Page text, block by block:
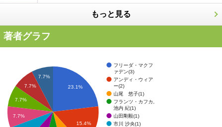
もっと見る
著者グラフ
フリーダ・マクフ
ァデン(3)
アンディ・ウィア
ー(2)
山尾 悠子(1)
フランツ・カフカ,
池内 紀(1)
山田剛毅(1)
市川 沙央(1)
23.1%
15.4%
7.7%
7.7%
7.7%
7.7%